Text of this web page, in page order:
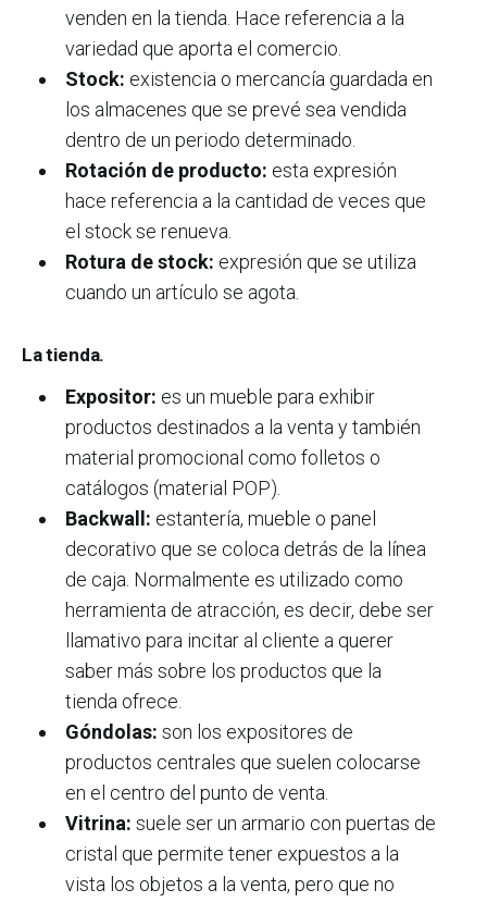
venden en la tienda. Hace referencia a la
variedad que aporta el comercio.
Stock: existencia o mercancía guardada en
los almacenes que se prevé sea vendida
dentro de un periodo determinado.
Rotación de producto: esta expresión
hace referencia a la cantidad de veces que
el stock se renueva.
Rotura de stock: expresión que se utiliza
cuando un artículo se agota.
La tienda.
Expositor: es un mueble para exhibir
productos destinados a la venta y también
material promocional como folletos o
catálogos (material POP).
Backwall: estantería, mueble o panel
decorativo que se coloca detrás de la línea
de caja. Normalmente es utilizado como
herramienta de atracción, es decir, debe ser
llamativo para incitar al cliente a querer
saber más sobre los productos que la
tienda ofrece.
Góndolas: son los expositores de
productos centrales que suelen colocarse
en el centro del punto de venta.
Vitrina: suele ser un armario con puertas de
cristal que permite tener expuestos a la
vista los objetos a la venta, pero que no